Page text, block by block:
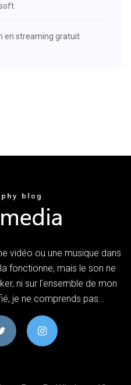
en streaming gratuit
vidéo ou une musique dans
fonctionne, mais le son ne
ni sur l’ensemble de mon
je ne comprends pas…